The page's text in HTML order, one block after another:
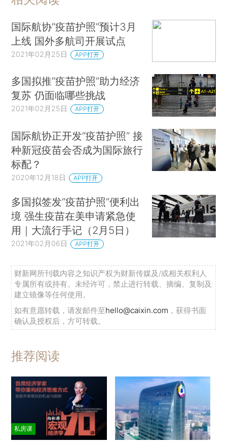
国际航协“疫苗护照”预计3月
上线 国外多航司开展试点
2021年02月25日 APP打开
多国拟推“疫苗护照”助力经济
复苏 仍面临哪些挑战
2021年02月25日 APP打开
国际航协正开发“疫苗护照” 接
种新冠疫苗会否成为国际旅行
标配？
2020年12月18日 APP打开
多国拟签发“疫苗护照”便利出
境 强生疫苗在美申请紧急使
用｜大流行手记（2月5日）
2021年02月06日 APP打开
财新网所刊载内容之知识产权为财新传媒及/或相关权利人
专属所有或持有。未经许可，禁止进行转载、摘编、复制及
建立镜像等任何使用。
如有意愿转载，请发邮件至hello@caixin.com ，获得书面
确认及授权后，方可转载。
推荐阅读
私房课